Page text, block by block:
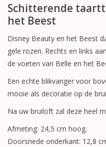
Schitterende
het Beest
Disney Beauty en het Beest
gele rozen. Rechts en links
de voeten van Belle en het
Een echte blikvanger voor
mooie als decoratie op de
Na uw bruiloft zal deze heel
Afmeting: 24,5 cm hoog.
Doorsnede onderkant: 12,8